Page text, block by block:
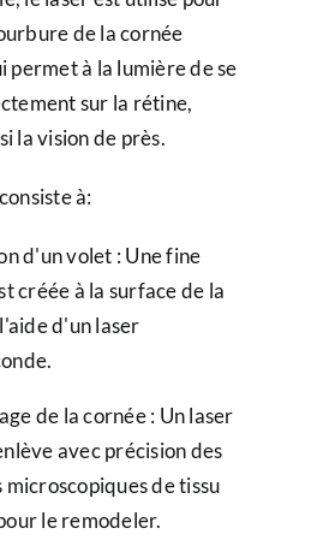
de la cornée
permet à la lumière de se
sur la rétine,
la vision de près.
à:
d'un volet : Une fine
créée à la surface de la
d'un laser
de la cornée : Un laser
avec précision des
de tissu
le remodeler.